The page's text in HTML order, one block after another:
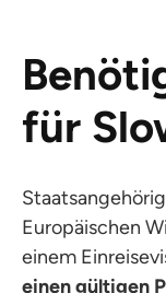
für
Europäischen
einem
einen gültigen